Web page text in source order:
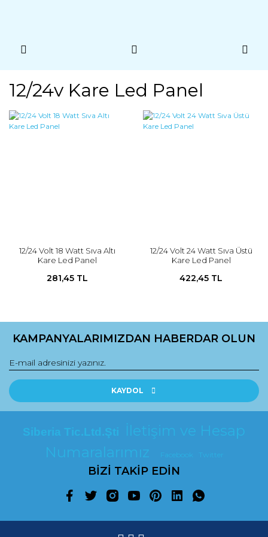
12/24v Kare Led Panel
12/24 Volt 18 Watt Sıva Altı
Kare Led Panel
281,45 TL
12/24 Volt 24 Watt Sıva Üstü
Kare Led Panel
422,45 TL
KAMPANYALARIMIZDAN HABERDAR OLUN
KAYDOL
Siberia Tic.Ltd.Şti
İletişim ve Hesap
Numaralarımız
Facebook Twitter
BİZİ TAKİP EDİN